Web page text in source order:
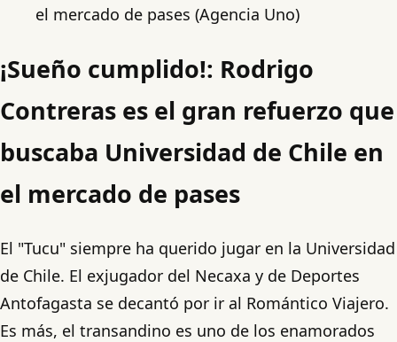
el mercado de pases (Agencia Uno)
¡Sueño cumplido!: Rodrigo
Contreras es el gran refuerzo que
buscaba Universidad de Chile en
el mercado de pases
El "Tucu" siempre ha querido jugar en la Universidad
de Chile. El exjugador del Necaxa y de Deportes
Antofagasta se decantó por ir al Romántico Viajero.
Es más, el transandino es uno de los enamorados